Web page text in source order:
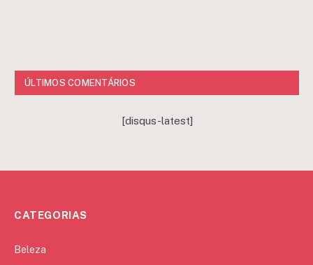
ÚLTIMOS COMENTÁRIOS
[disqus-latest]
CATEGORIAS
Beleza